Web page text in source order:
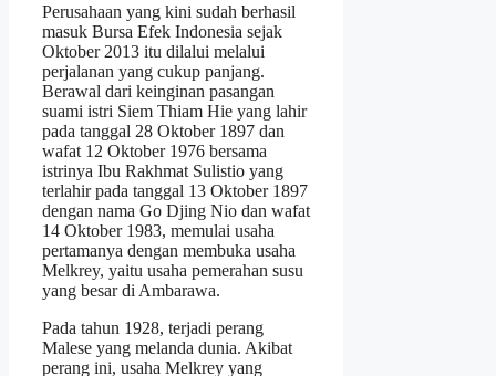
Perusahaan yang kini sudah berhasil
masuk Bursa Efek Indonesia sejak
Oktober 2013 itu dilalui melalui
perjalanan yang cukup panjang.
Berawal dari keinginan pasangan
suami istri Siem Thiam Hie yang lahir
pada tanggal 28 Oktober 1897 dan
wafat 12 Oktober 1976 bersama
istrinya Ibu Rakhmat Sulistio yang
terlahir pada tanggal 13 Oktober 1897
dengan nama Go Djing Nio dan wafat
14 Oktober 1983, memulai usaha
pertamanya dengan membuka usaha
Melkrey, yaitu usaha pemerahan susu
yang besar di Ambarawa.
Pada tahun 1928, terjadi perang
Malese yang melanda dunia. Akibat
perang ini, usaha Melkrey yang